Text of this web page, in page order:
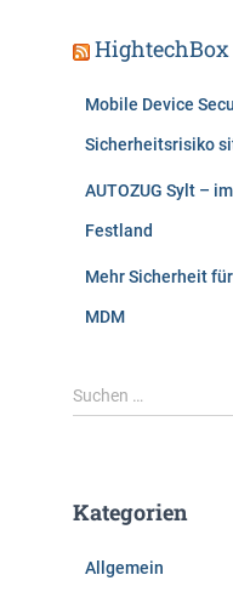
HightechBox
Mobile Device
Sicherheitsrisiko
AUTOZUG Sylt –
Festland
Mehr Sicherheit
MDM
S
u
n
Suchen …
Kategorien
Allgemein